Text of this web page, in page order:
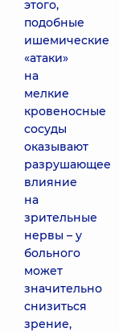
этого,
подобные
ишемические
«атаки»
на
мелкие
кровеносные
сосуды
оказывают
разрушающее
влияние
на
зрительные
нервы – у
больного
может
значительно
снизиться
зрение,